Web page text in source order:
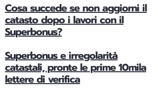
Cosa succede se non aggiorni il
catasto dopo i lavori con il
Superbonus?
Superbonus e irregolarità
catastali, pronte le prime 10mila
lettere di verifica